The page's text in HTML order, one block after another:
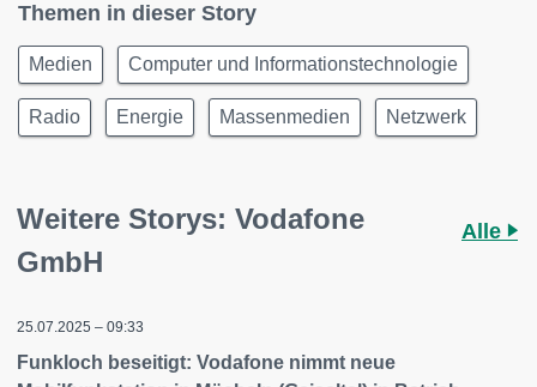
Themen in dieser Story
Medien Computer und Informationstechnologie
Radio Energie Massenmedien Netzwerk
Weitere Storys: Vodafone
GmbH
Alle
25.07.2025 – 09:33
Funkloch beseitigt: Vodafone nimmt neue